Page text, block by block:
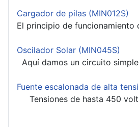
Cargador de pilas (MIN012S)
El principio de funcionamiento
Oscilador Solar (MIN045S)
Aquí damos un circuito
Fuente escalonada de alta
Tensiones de hasta 450